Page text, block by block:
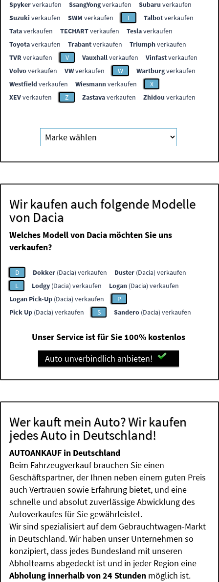
Spykerverkaufen SsangYongverkaufen Subaru verkaufen
Suzuki verkaufen SWM verkaufen T Talbotverkaufen
Tataverkaufen TECHARTverkaufen Teslaverkaufen
Toyotaverkaufen Trabantverkaufen Triumphverkaufen
TVR verkaufen V Vauxhallverkaufen Vinfastverkaufen
Volvoverkaufen VWverkaufen W Wartburgverkaufen
Westfieldverkaufen Wiesmannverkaufen
X
XEVverkaufen Z Zastavaverkaufen Zhidou verkaufen
Wir kaufen auch folgende Modelle
von Dacia
Welches Modell von Dacia möchten Sie uns
verkaufen?
D Dokker (Dacia) verkaufen Duster (Dacia) verkaufen
L
Lodgy (Dacia) verkaufen Logan (Dacia) verkaufen
Logan Pick-Up (Dacia) verkaufen
P
Pick Up (Dacia) verkaufen S Sandero (Dacia) verkaufen
Unser Service ist für Sie 100% kostenlos
Auto unverbindlich anbieten!
Wer kauft mein Auto? Wir kaufen
jedes Auto in Deutschland!
AUTOANKAUF in Deutschland
Beim Fahrzeugverkauf brauchen Sie einen
Geschäftspartner, der Ihnen neben einem guten Preis
auch Vertrauen sowie Erfahrung bietet, und eine
schnelle und absolut zuverlässige Abwicklung des
Autoverkaufes für Sie gewährleistet.
Wir sind spezialisiert auf dem Gebrauchtwagen-Markt
in Deutschland. Wir haben unser Unternehmen so
konzipiert, dass jedes Bundesland mit unseren
Abholteams abgedeckt ist und in jeder Region eine
Abholung innerhalb von 24 Stunden möglich ist.